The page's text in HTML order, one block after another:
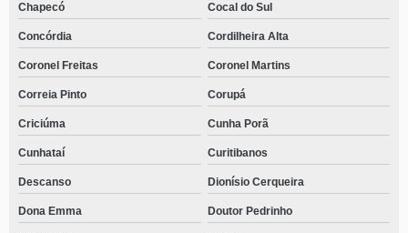
Chapecó Cocal do Sul
Concórdia Cordilheira Alta
Coronel Freitas Coronel Martins
Correia Pinto Corupá
Criciúma Cunha Porã
Cunhataí Curitibanos
Descanso Dionísio Cerqueira
Dona Emma Doutor Pedrinho